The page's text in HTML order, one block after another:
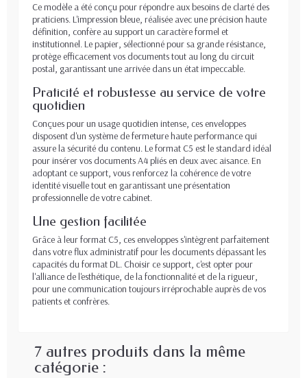
Ce modèle a été conçu pour répondre aux besoins de clarté des
praticiens. L'impression bleue, réalisée avec une précision haute
définition, confère au support un caractère formel et
institutionnel. Le papier, sélectionné pour sa grande résistance,
protège efficacement vos documents tout au long du circuit
postal, garantissant une arrivée dans un état impeccable.
Praticité et robustesse au service de votre
quotidien
Conçues pour un usage quotidien intense, ces enveloppes
disposent d'un système de fermeture haute performance qui
assure la sécurité du contenu. Le format C5 est le standard idéal
pour insérer vos documents A4 pliés en deux avec aisance. En
adoptant ce support, vous renforcez la cohérence de votre
identité visuelle tout en garantissant une présentation
professionnelle de votre cabinet.
Une gestion facilitée
Grâce à leur format C5, ces enveloppes s'intègrent parfaitement
dans votre flux administratif pour les documents dépassant les
capacités du format DL. Choisir ce support, c'est opter pour
l'alliance de l'esthétique, de la fonctionnalité et de la rigueur,
pour une communication toujours irréprochable auprès de vos
patients et confrères.
7 autres produits dans la même
catégorie :